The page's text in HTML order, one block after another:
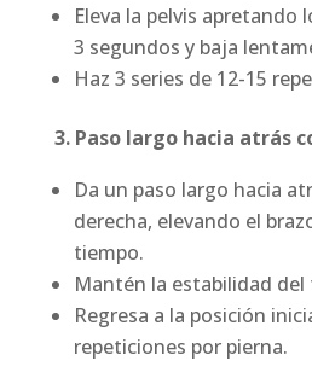
Eleva la pelvis apretando
3 segundos y baja
Haz 3 series de 12-15
3. Paso largo hacia atrás
Da un paso largo hacia
derecha, elevando el
tiempo.
Mantén la estabilidad del
Regresa a la posición
repeticiones por pierna.